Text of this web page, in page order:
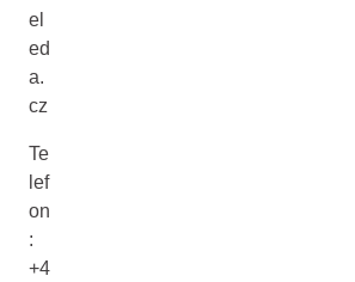
el
ed
a.
cz
Te
lef
on
:
+4